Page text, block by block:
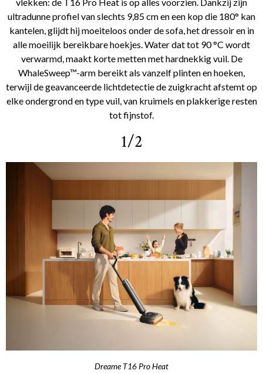
ultradunne profiel van slechts 9,85 cm en een kop die 180° kan
kantelen, glijdt hij moeiteloos onder de sofa, het dressoir en in
alle moeilijk bereikbare hoekjes. Water dat tot 90 °C wordt
verwarmd, maakt korte metten met hardnekkig vuil. De
WhaleSweep™-arm bereikt als vanzelf plinten en hoeken,
terwijl de geavanceerde lichtdetectie de zuigkracht afstemt op
elke ondergrond en type vuil, van kruimels en plakkerige resten
tot fijnstof.
1/2
Dreame T16 Pro Heat